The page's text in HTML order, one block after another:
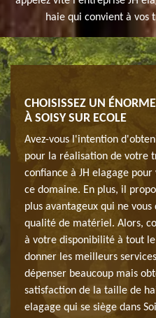
haie qui convient à vos
en
CHOISISSEZ UN
À SOISY SUR ECOLE
Avez-vous l'intention
pour la réalisation de votre
confiance à JH elagage
ce domaine. En plus, il
plus avantageux qui ne
qualité de matériel. Alors,
à votre disponibilité à tout
donner les meilleurs
dépenser beaucoup mais
satisfaction de la taille de
elagage qui se siège dans